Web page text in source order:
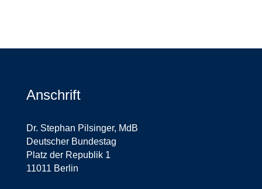
Anschrift
Dr. Stephan Pilsinger, MdB
Deutscher Bundestag
Platz der Republik 1
11011 Berlin